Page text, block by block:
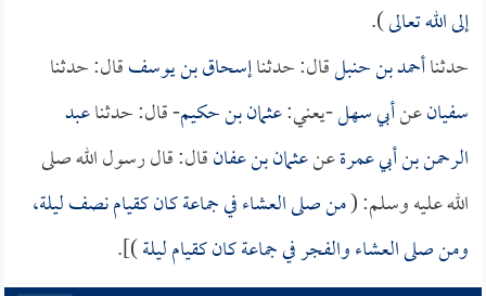
إلى الله تعالى).
حدثناأحمد بن حنبلقال: حدثناإسحاق بن يوسفقال: حدثنا
سفيانعنأبي سهل-يعني:عثمان بن حكيم- قال: حدثناعبد
الرحمن بن أبي عمرةعنعثمان بن عفانقال: قال رسول الله صلى
الله عليه وسلم: (من صلى العشاء في جماعة كان كقيام نصف ليلة،
ومن صلى العشاء والفجر في جماعة كان كقيام ليلة)].